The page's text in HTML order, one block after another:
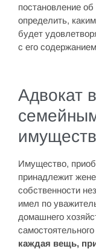
постановление
определить,
будет
с его
Адвокат
Имущество,
принадлежит
собственности
имел по
домашнего
каждая вещь,